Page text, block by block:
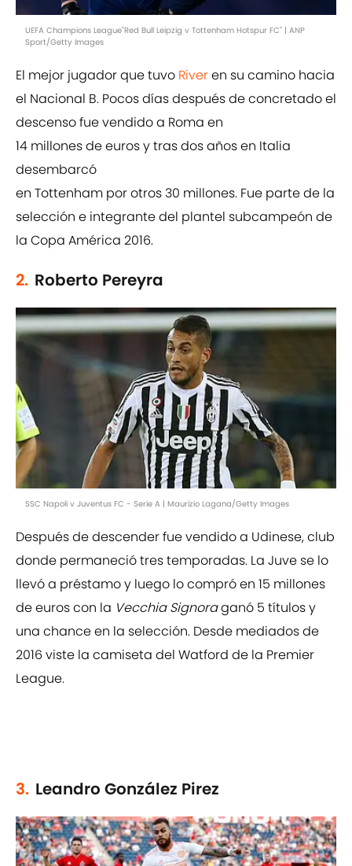
UEFA Champions League"Red Bull Leipzig v Tottenham Hotspur FC" | ANP
Sport/Getty Images
El mejor jugador que tuvo Riveren su camino hacia
el Nacional B. Pocos días después de concretado el
descenso fue vendido a Roma en
14 millones de euros y tras dos años en Italia
desembarcó
en Tottenham por otros 30 millones. Fue parte de la
selección e integrante del plantel subcampeón de
la Copa América 2016.
2. Roberto Pereyra
SSC Napoli v Juventus FC - Serie A | Maurizio Lagana/Getty Images
Después de descender fue vendido a Udinese, club
donde permaneció tres temporadas. La Juve se lo
llevó a préstamo y luego lo compró en 15 millones
de euros con la Vecchia Signoraganó 5 títulos y
una chance en la selección. Desde mediados de
2016 viste la camiseta del Watford de la Premier
League.
3. Leandro González Pirez